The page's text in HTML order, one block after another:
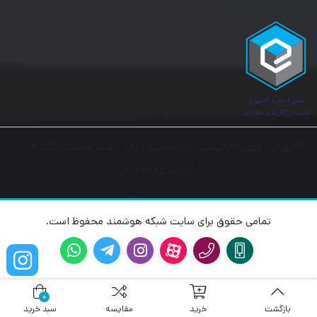
درصورت خاموش یا قطع شدن دستگاه های متصل، در مصرف برق
صرفه جویی می شود.
همچنین تشخیص طول کابل، توان خروجی پورت را بر اساس طول
کابل تنظیم کرده و نیاز به برق سوئیچ را کاهش می دهد.
تمامی حقوق برای سایت شبکه هوشمند محفوظ است.
بازگشت خرید مقایسه
0
سبد خرید